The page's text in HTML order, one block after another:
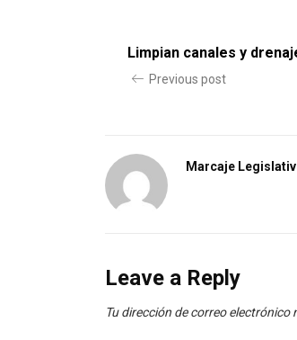
Limpian canales y
Previous post
Marcaje
Leave a Reply
Tu dirección de correo electrónico